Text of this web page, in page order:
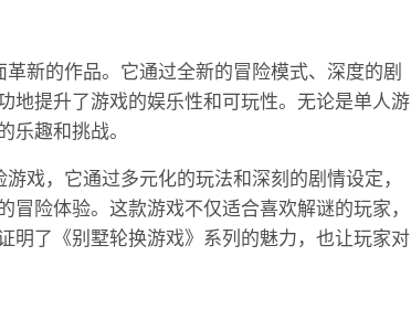
新的作品。它通过全新的冒险模式、深度的剧
地提升了游戏的娱乐性和可玩性。无论是单人游
趣和挑战。
戏，它通过多元化的玩法和深刻的剧情设定，
险体验。这款游戏不仅适合喜欢解谜的玩家，
明了《别墅轮换游戏》系列的魅力，也让玩家对